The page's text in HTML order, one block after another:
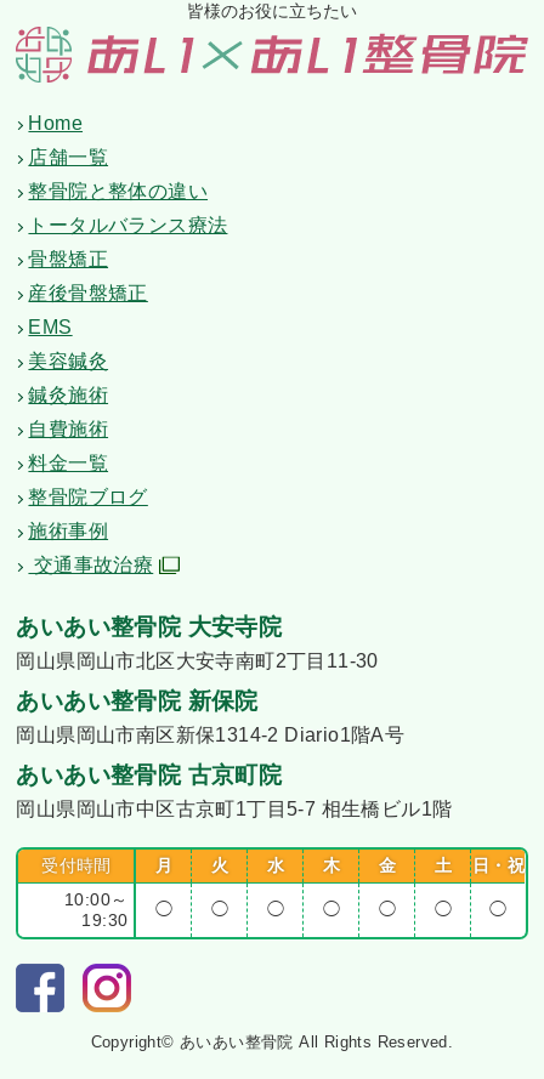
皆様のお役に立ちたい
Home
店舗一覧
整骨院と整体の違い
トータルバランス療法
骨盤矯正
産後骨盤矯正
EMS
美容鍼灸
鍼灸施術
自費施術
料金一覧
整骨院ブログ
施術事例
交通事故治療
あいあい整骨院 大安寺院
岡山県岡山市北区大安寺南町2丁目11-30
あいあい整骨院 新保院
岡山県岡山市南区新保1314-2 Diario1階A号
あいあい整骨院 古京町院
岡山県岡山市中区古京町1丁目5-7 相生橋ビル1階
受付時間 月 火 水 木 金 土
日・祝
10:00～
19:30
◯ ◯ ◯ ◯ ◯ ◯ ◯
Copyright© あいあい整骨院 All Rights Reserved.